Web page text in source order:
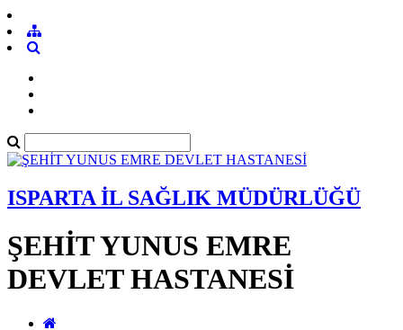
ISPARTA İL SAĞLIK MÜDÜRLÜĞÜ
ŞEHİT YUNUS EMRE
DEVLET HASTANESİ